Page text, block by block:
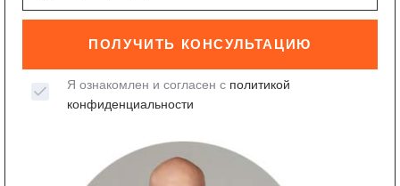
ПОЛУЧИТЬ КОНСУЛЬТАЦИЮ
Я ознакомлен и согласен с политикой
конфиденциальности